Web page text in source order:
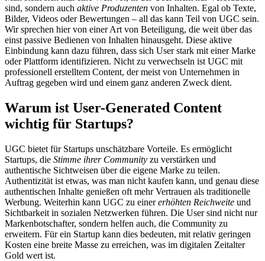
sind, sondern auch aktive Produzenten von Inhalten. Egal ob Texte,
Bilder, Videos oder Bewertungen – all das kann Teil von UGC sein.
Wir sprechen hier von einer Art von Beteiligung, die weit über das
einst passive Bedienen von Inhalten hinausgeht. Diese aktive
Einbindung kann dazu führen, dass sich User stark mit einer Marke
oder Plattform identifizieren. Nicht zu verwechseln ist UGC mit
professionell erstelltem Content, der meist von Unternehmen in
Auftrag gegeben wird und einem ganz anderen Zweck dient.
Warum ist User-Generated Content
wichtig für Startups?
UGC bietet für Startups unschätzbare Vorteile. Es ermöglicht
Startups, die Stimme ihrer Community zu verstärken und
authentische Sichtweisen über die eigene Marke zu teilen.
Authentizität ist etwas, was man nicht kaufen kann, und genau diese
authentischen Inhalte genießen oft mehr Vertrauen als traditionelle
Werbung. Weiterhin kann UGC zu einererhöhten Reichweite und
Sichtbarkeit in sozialen Netzwerken führen. Die User sind nicht nur
Markenbotschafter, sondern helfen auch, die Community zu
erweitern. Für ein Startup kann dies bedeuten, mit relativ geringen
Kosten eine breite Masse zu erreichen, was im digitalen Zeitalter
Gold wert ist.